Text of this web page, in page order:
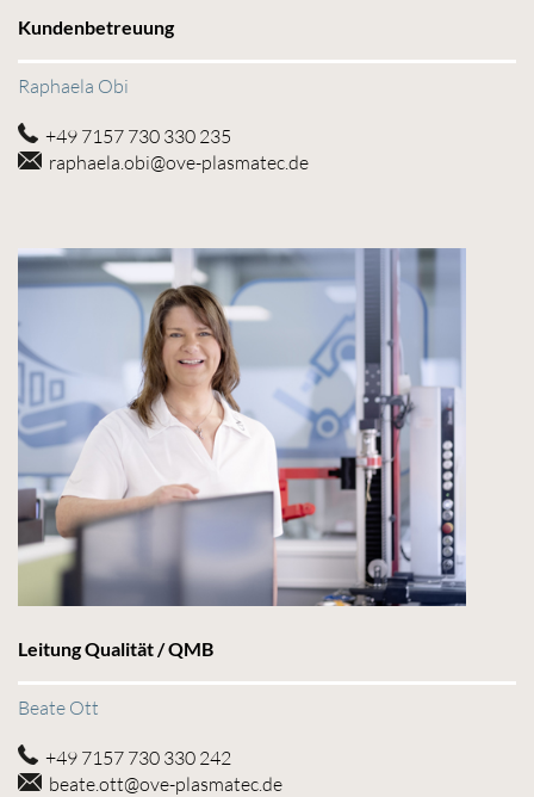
Kundenbetreuung
Raphaela Obi
+49 7157 730 330 235
raphaela.obi@ove-plasmatec.de
Leitung Qualität / QMB
Beate Ott
+49 7157 730 330 242
beate.ott@ove-plasmatec.de